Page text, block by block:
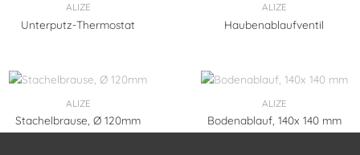
ALIZE
Unterputz-Thermostat
ALIZE
Haubenablaufventil
ALIZE
Stachelbrause, Ø 120mm
ALIZE
Bodenablauf, 140x 140 mm